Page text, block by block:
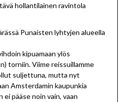
hollantilainen ravintola
Punaisten lyhtyjen alueella
kipuamaan ylös
torniin. Viime reissuillamme
suljettuna, mutta nyt
Amsterdamin kaupunkia
ei pääse noin vain, vaan